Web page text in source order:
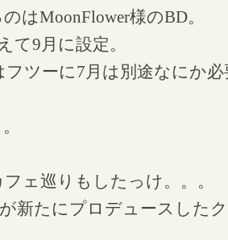
はMoonFlower様のBD。
て9月に設定。
フツーに7月は別途なにか
ェ巡りもしたっけ。。。
新たにプロデュースした